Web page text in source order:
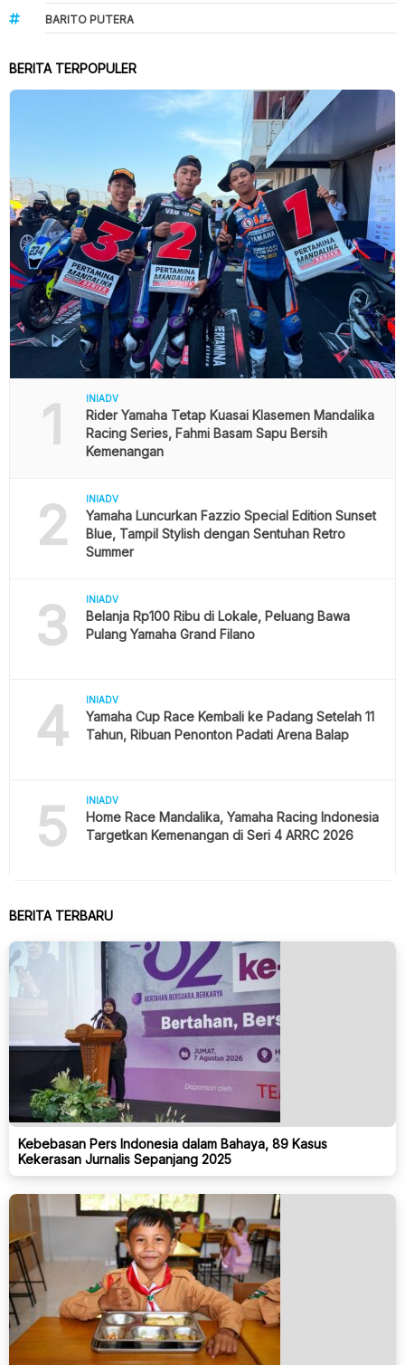
BARITO PUTERA
BERITA TERPOPULER
1 INIADV
Rider Yamaha Tetap Kuasai Klasemen Mandalika
Racing Series, Fahmi Basam Sapu Bersih
Kemenangan
2 INIADV
Yamaha Luncurkan Fazzio Special Edition Sunset
Blue, Tampil Stylish dengan Sentuhan Retro
Summer
3 INIADV
Belanja Rp100 Ribu di Lokale, Peluang Bawa
Pulang Yamaha Grand Filano
4 INIADV
Yamaha Cup Race Kembali ke Padang Setelah 11
Tahun, Ribuan Penonton Padati Arena Balap
5 INIADV
Home Race Mandalika, Yamaha Racing Indonesia
Targetkan Kemenangan di Seri 4 ARRC 2026
BERITA TERBARU
Kebebasan Pers Indonesia dalam Bahaya, 89 Kasus
Kekerasan Jurnalis Sepanjang 2025